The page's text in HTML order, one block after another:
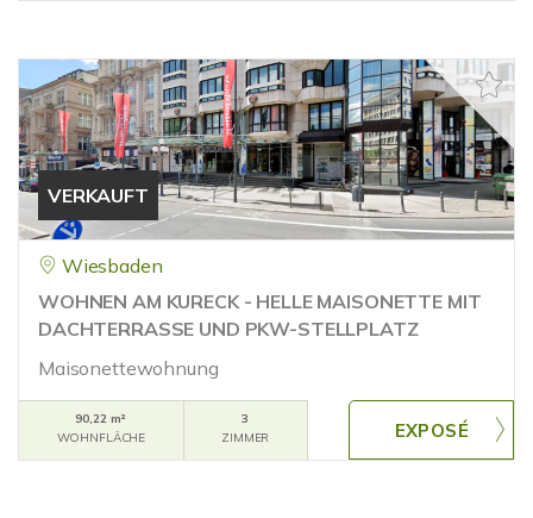
VERKAUFT
Wiesbaden
WOHNEN AM KURECK - HELLE MAISONETTE MIT
DACHTERRASSE UND PKW-STELLPLATZ
Maisonettewohnung
90,22 m²
WOHNFLÄCHE
3
ZIMMER